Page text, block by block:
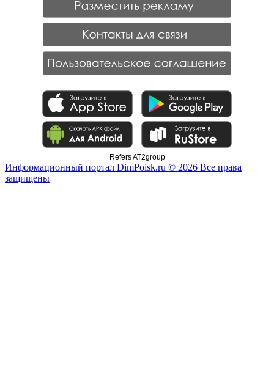
Refers AT2group
Информационный портал DimPoisk.ru © 2026 Все права
защищены